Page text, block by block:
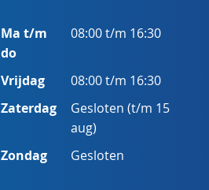
Ma t/m
do
08:00 t/m 16:30
Vrijdag 08:00 t/m 16:30
Zaterdag
Gesloten (t/m 15
aug)
Zondag Gesloten